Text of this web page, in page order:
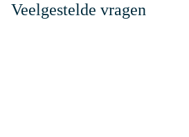
Veelgestelde vragen